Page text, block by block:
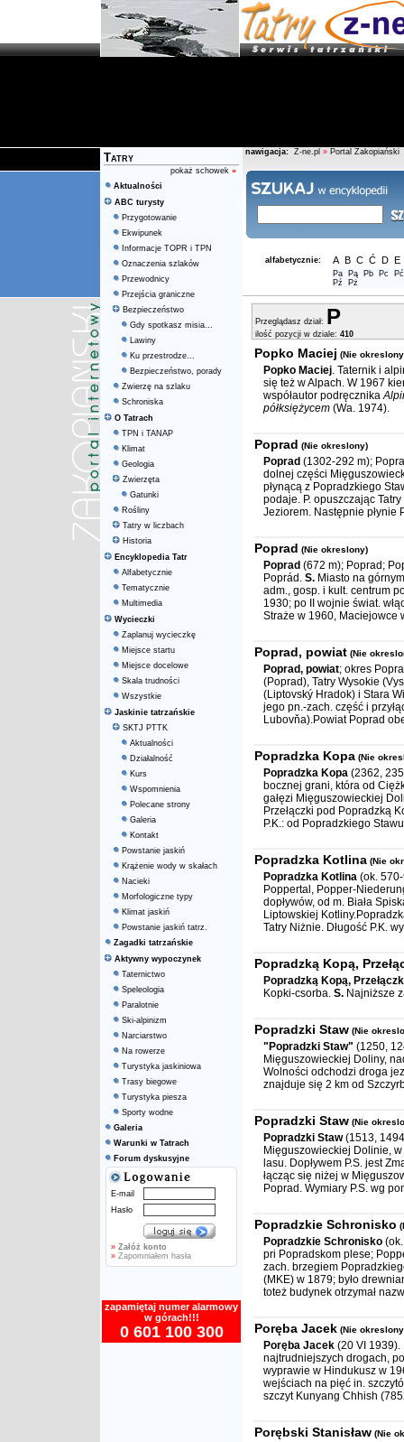
Tatry
pokaż schowek »
Aktualności
ABC turysty
Przygotowanie
Ekwipunek
Informacje TOPR i TPN
Oznaczenia szlaków
Przewodnicy
Przejścia graniczne
Bezpieczeństwo
Gdy spotkasz misia...
Lawiny
Ku przestrodze...
Bezpieczeństwo, porady
Zwierzę na szlaku
Schroniska
O Tatrach
TPN i TANAP
Klimat
Geologia
Zwierzęta
Gatunki
Rośliny
Tatry w liczbach
Historia
Encyklopedia Tatr
Alfabetycznie
Tematycznie
Multimedia
Wycieczki
Zaplanuj wycieczkę
Miejsce startu
Miejsce docelowe
Skala trudności
Wszystkie
Jaskinie tatrzańskie
SKTJ PTTK
Aktualności
Działalność
Kurs
Wspomnienia
Polecane strony
Galeria
Kontakt
Powstanie jaskiń
Krążenie wody w skałach
Nacieki
Morfologiczne typy
Klimat jaskiń
Powstanie jaskiń tatrz.
Zagadki tatrzańskie
Aktywny wypoczynek
Taternictwo
Speleologia
Paralotnie
Ski-alpinizm
Narciarstwo
Na rowerze
Turystyka jaskiniowa
Trasy biegowe
Turystyka piesza
Sporty wodne
Galeria
Warunki w Tatrach
Forum dyskusyjne
E-mail
Hasło
» Załóż konto
» Zapomniałem hasła
zapamiętaj numer alarmowy
w górach!!!
0 601 100 300
nawigacja: Z-ne.pl » Portal Zakopiański
alfabetycznie: A B C Ć D E
Pa Pą Pb Pc
Pć
Pź
Pż
Przeglądasz dział: P
ilość pozycji w dziale: 410
Popko Maciej (Nie
Popko Maciej. Taternik i
się też w Alpach. W 1967
współautor podręcznika
półksiężycem (Wa. 1974).
Poprad (Nie okreslony)
Poprad (1302-292 m);
dolnej części
płynącą z Popradzkiego
podaje. P. opuszczając
Jeziorem. Następnie płynie
Poprad (Nie okreslony)
Poprad (672 m); Poprad;
Poprád. S. Miasto na
adm., gosp. i kult. centrum
1930; po II wojnie świat.
Straże w 1960, Maciejowce
Poprad, powiat (Nie
Poprad, powiat; okres
(Poprad), Tatry Wysokie
(Liptovský Hradok) i Stara
jego pn.-zach. część i
Lubovňa).Powiat Poprad
Popradzka Kopa (Nie
Popradzka Kopa (2362,
bocznej grani, która od
gałęzi Mięguszowieckiej
Przełączki pod Popradzką
P.K.: od Popradzkiego
Popradzka Kotlina (Nie
Popradzka Kotlina (ok.
Poppertal, Popper-
dopływów, od m. Biała
Liptowskiej
Tatry Niżnie. Długość P.K.
Popradzką Kopą,
Popradzką Kopą,
Kopki-csorba. S. Najniższe
Popradzki Staw (Nie
"Popradzki Staw" (1250,
Mięguszowieckiej Doliny,
Wolności odchodzi droga
znajduje się 2 km od
Popradzki Staw (Nie
Popradzki Staw(1513,
Mięguszowieckiej Dolinie,
lasu. Dopływem P.S. jest
łącząc się niżej w
Poprad. Wymiary P.S. wg
Popradzkie Schronisko
Popradzkie Schronisko
pri Popradskom plese;
zach. brzegiem
(MKE) w 1879; było
toteż budynek otrzymał
Poręba Jacek (Nie
Poręba Jacek (20 VI 1939).
najtrudniejszych drogach,
wyprawie w Hindukusz w
wejściach na pięć in.
szczyt Kunyang Chhish
Porębski Stanisław (Nie